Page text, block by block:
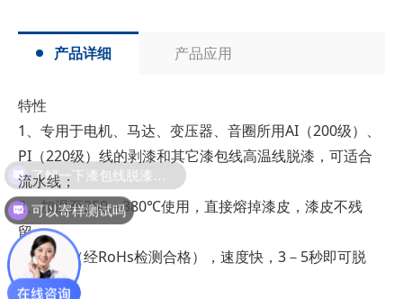
产品详细 产品应用
特性
1、专用于电机、马达、变压器、音圈所用AI（200级）、
PI（220级）线的剥漆和其它漆包线高温线脱漆，可适合
流水线；
2、加温至350－380℃使用，直接熔掉漆皮，漆皮不残
留；
3、环保（经RoHs检测合格），速度快，3－5秒即可脱
除。
可以寄样测试吗